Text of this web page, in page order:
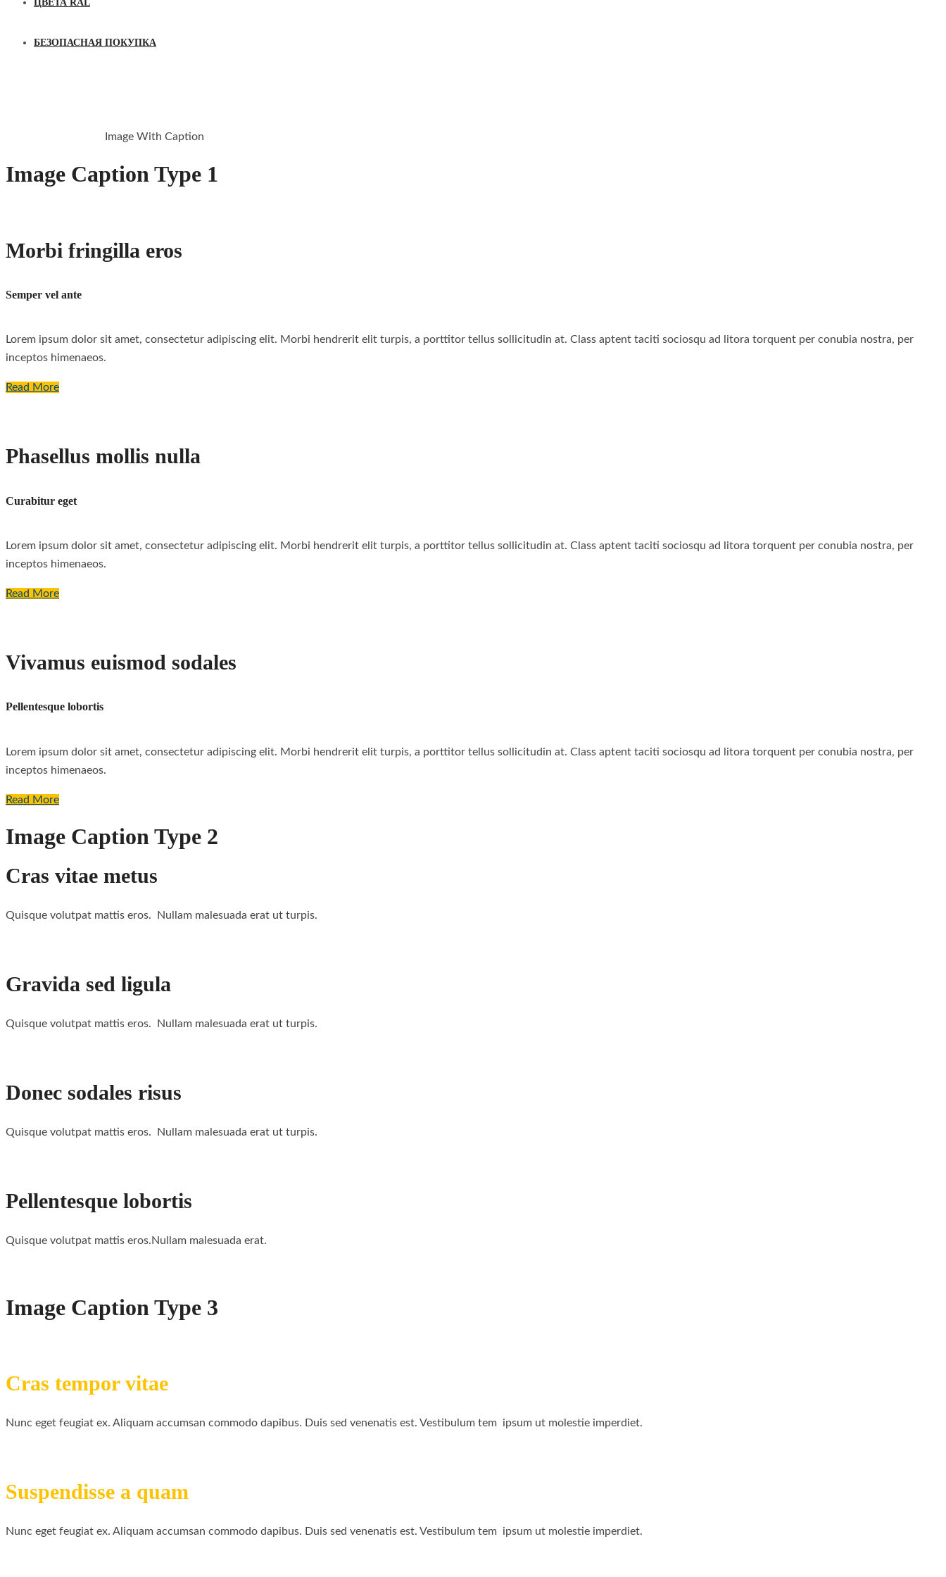
ЦВЕТА RAL
БЕЗОПАСНАЯ ПОКУПКА
Image With Caption
Image Caption Type 1
Morbi fringilla eros
Semper vel ante
Lorem ipsum dolor sit amet, consectetur adipiscing elit. Morbi hendrerit elit turpis, a porttitor tellus sollicitudin at. Class aptent taciti sociosqu ad litora torquent per conubia nostra, per
inceptos himenaeos.
Read More
Phasellus mollis nulla
Curabitur eget
Lorem ipsum dolor sit amet, consectetur adipiscing elit. Morbi hendrerit elit turpis, a porttitor tellus sollicitudin at. Class aptent taciti sociosqu ad litora torquent per conubia nostra, per
inceptos himenaeos.
Read More
Vivamus euismod sodales
Pellentesque lobortis
Lorem ipsum dolor sit amet, consectetur adipiscing elit. Morbi hendrerit elit turpis, a porttitor tellus sollicitudin at. Class aptent taciti sociosqu ad litora torquent per conubia nostra, per
inceptos himenaeos.
Read More
Image Caption Type 2
Cras vitae metus
Quisque volutpat mattis eros. Nullam malesuada erat ut turpis.
Gravida sed ligula
Quisque volutpat mattis eros. Nullam malesuada erat ut turpis.
Donec sodales risus
Quisque volutpat mattis eros. Nullam malesuada erat ut turpis.
Pellentesque lobortis
Quisque volutpat mattis eros.Nullam malesuada erat.
Image Caption Type 3
Cras tempor vitae
Nunc eget feugiat ex. Aliquam accumsan commodo dapibus. Duis sed venenatis est. Vestibulum tem ipsum ut molestie imperdiet.
Suspendisse a quam
Nunc eget feugiat ex. Aliquam accumsan commodo dapibus. Duis sed venenatis est. Vestibulum tem ipsum ut molestie imperdiet.